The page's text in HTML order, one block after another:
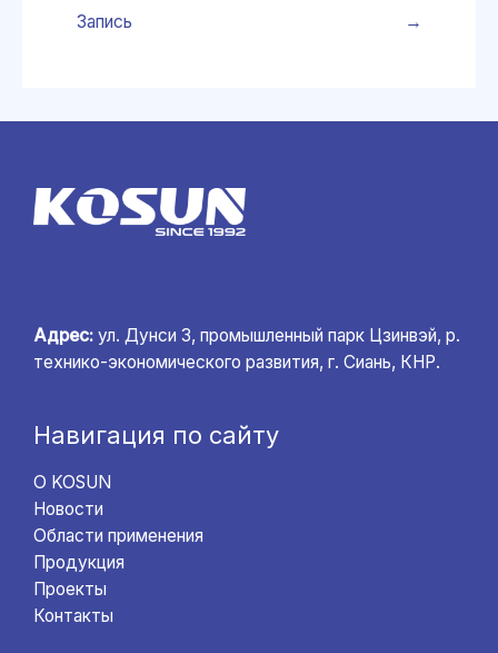
Запись
→
Адрес: ул. Дунси 3, промышленный парк Цзинвэй, р.
технико-экономического развития, г. Сиань, КНР.
Навигация по сайту
О KOSUN
Новости
Области применения
Продукция
Проекты
Контакты